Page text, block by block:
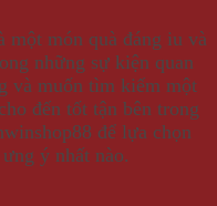
một món quà đáng iu và
những sự kiện quan
và muốn tìm kiếm một
đến tốt tận bên trong
để lựa chọn
ý nhất nào.